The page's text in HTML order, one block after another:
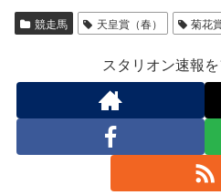
競走馬 天皇賞（春） 菊花
スタリオン速報